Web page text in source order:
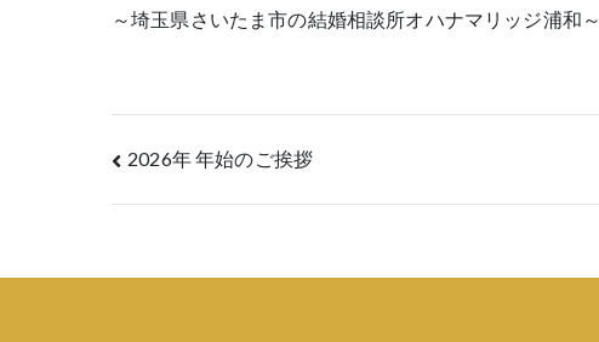
～埼玉県さいたま市の結婚相談所オハナマリッジ浦和～
投
稿
ナ
2026年 年始のご挨拶